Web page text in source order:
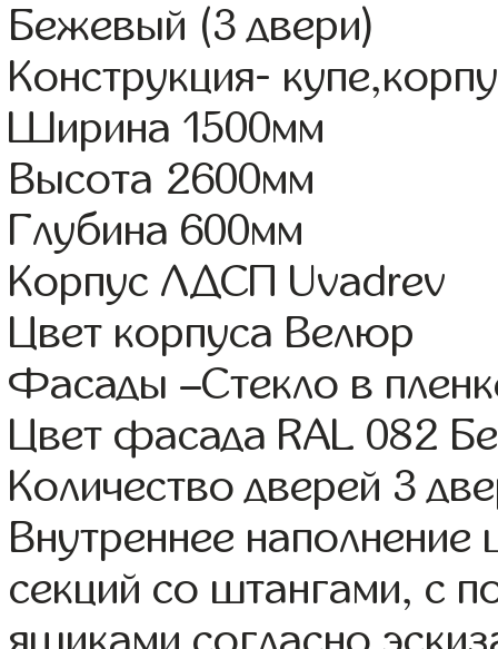
Бежевый (3 двери)
Конструкция-
Ширина 1500мм
Высота 2600мм
Глубина 600мм
Корпус ЛДСП Uvadrev
Цвет корпуса Велюр
Фасады –Стекло в
Цвет фасада RAL 082
Количество дверей 3
Внутреннее
секций со штангами, с